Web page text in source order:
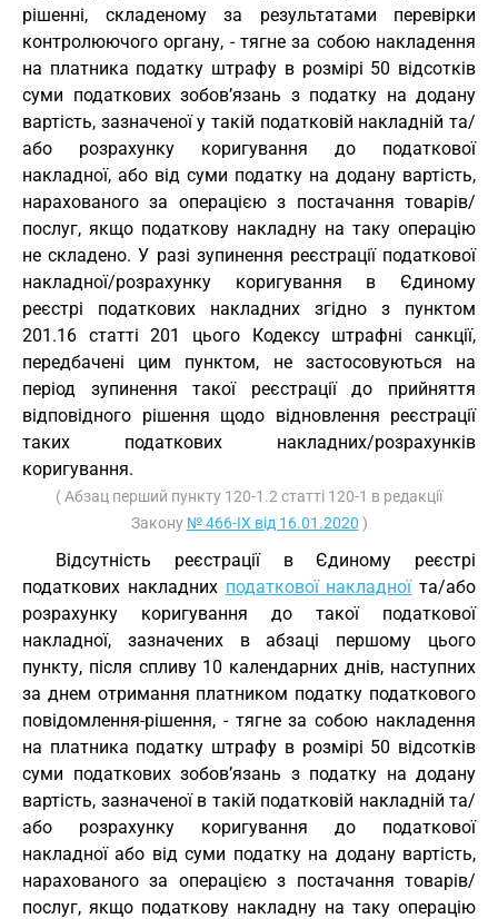
рішенні, складеному за результатами перевірки
контролюючого органу, - тягне за собою накладення
на платника податку штрафу в розмірі 50 відсотків
суми податкових зобов’язань з податку на додану
вартість, зазначеної у такій податковій накладній та/
або розрахунку коригування до податкової
накладної, або від суми податку на додану вартість,
нарахованого за операцією з постачання товарів/
послуг, якщо податкову накладну на таку операцію
не складено. У разі зупинення реєстрації податкової
накладної/розрахунку коригування в Єдиному
реєстрі податкових накладних згідно з пунктом
201.16 статті 201 цього Кодексу штрафні санкції,
передбачені цим пунктом, не застосовуються на
період зупинення такої реєстрації до прийняття
відповідного рішення щодо відновлення реєстрації
таких податкових накладних/розрахунків
коригування.
( Абзац перший пункту 120-1.2 статті 120-1 в редакції
Закону № 466-IX від 16.01.2020 )
Відсутність реєстрації в Єдиному реєстрі
податкових накладних податкової накладноїта/або
розрахунку коригування до такої податкової
накладної, зазначених в абзаці першому цього
пункту, після спливу 10 календарних днів, наступних
за днем отримання платником податку податкового
повідомлення-рішення, - тягне за собою накладення
на платника податку штрафу в розмірі 50 відсотків
суми податкових зобов’язань з податку на додану
вартість, зазначеної в такій податковій накладній та/
або розрахунку коригування до податкової
накладної або від суми податку на додану вартість,
нарахованого за операцією з постачання товарів/
послуг, якщо податкову накладну на таку операцію